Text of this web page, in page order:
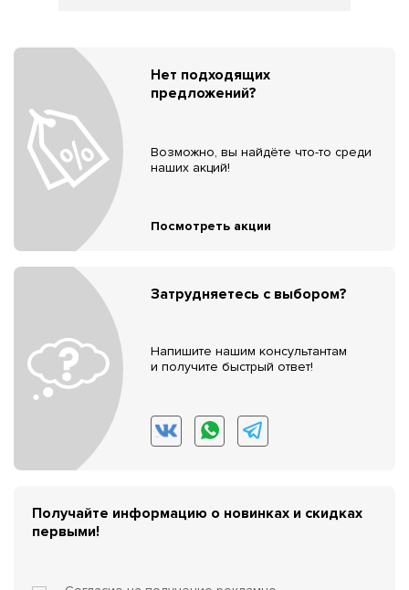
Нет подходящих
предложений?
Возможно, вы найдёте что-то среди
наших акций!
Посмотреть акции
Затрудняетесь с выбором?
Напишите нашим консультантам
и получите быстрый ответ!
Получайте информацию о новинках и скидках
первыми!